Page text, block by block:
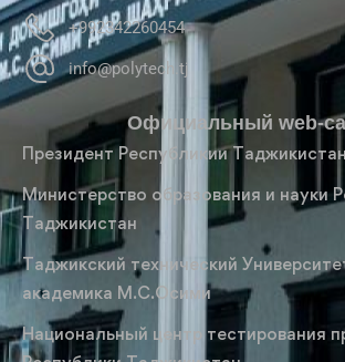
+992342260454
info@polytech.tj
Официальный web-
Президент Республикии Таджикистан
Министерство образования и науки
Таджикистан
Таджикский технический
академика М.С.Осими
Национальный центр тестирования